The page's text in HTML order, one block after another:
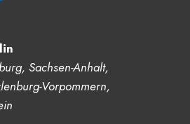
Sachsen-Anhalt,
Vorpommern,